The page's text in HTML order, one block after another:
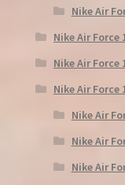
Nike Air
Nike Air Force
Nike Air Force
Nike Air Force
Nike Air
Nike Air
Nike Air